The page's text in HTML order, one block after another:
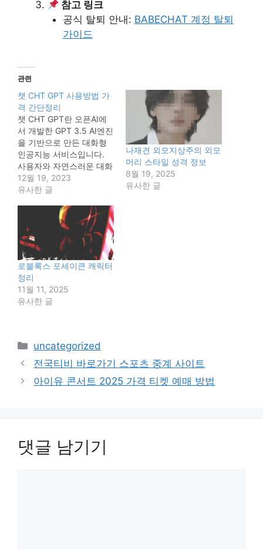
참고 링크
공식 탈퇴 안내: BABECHAT 계정 탈퇴
가이드
관련
챗 CHT GPT 사용방법 가
격 간단정리
챗 CHT GPT란 오픈AI에
서 개발한 GPT 3.5 AI엔진
을 기반으로 만든 대화형
인공지능 서비스입니다.
사용자와 자연스러운 대화
를 통해 다양한 주제와 질
문에 답하고, 창의적인 콘
과를 제공할 수 있습니다.
챗 CHT GPT 가격 챗 GPT
의 가격은 서비스의 종류
와 모델의 버전에 따라 다
릅니다. 챗 GPT는 기본적
으로 무료로 사용할 수 있
지만, 응답…
12월 19, 2023
유사한 글
나재견 외모지상주의 외모
머리 스타일 성격 정보
8월 19, 2025
유사한 글
로블록스 포세이큰 캐릭터
정리
11월 11, 2025
유사한 글
카
테
리
uncategorized
전국티비 바로가기 스포츠 중계 사이트
아이유 콘서트 2025 가격 티켓 예매 방법
댓글 남기기